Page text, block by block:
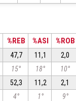
%REB %ASI %ROB
47,7 11,1 2,0
15° 18° 10°
52,3 11,2 2,1
4° 1° 9°